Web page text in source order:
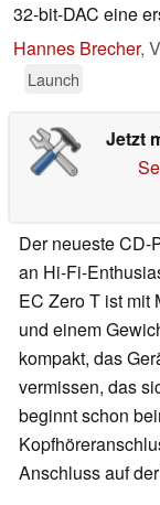
32-bit-DAC eine
Hannes Brecher,
Launch
Jetzt
Der neueste CD-
an Hi-Fi-
EC Zero T ist mit
und einem
kompakt, das
vermissen, das
beginnt schon
Anschluss auf